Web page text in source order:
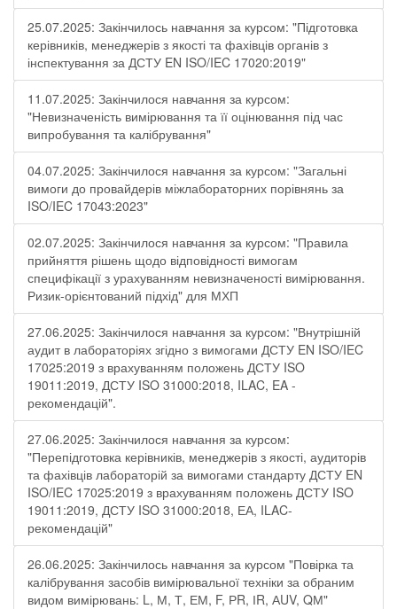
25.07.2025: Закінчилось навчання за курсом: "Підготовка
керівників, менеджерів з якості та фахівців органів з
інспектування за ДСТУ EN ISO/IEC 17020:2019"
11.07.2025: Закінчилося навчання за курсом:
"Невизначеність вимірювання та її оцінювання під час
випробування та калібрування"
04.07.2025: Закінчилося навчання за курсом: "Загальні
вимоги до провайдерів міжлабораторних порівнянь за
ISO/IEC 17043:2023"
02.07.2025: Закінчилося навчання за курсом: "Правила
прийняття рішень щодо відповідності вимогам
специфікації з урахуванням невизначеності вимірювання.
Ризик-орієнтований підхід" для МХП
27.06.2025: Закінчилося навчання за курсом: "Внутрішній
аудит в лабораторіях згідно з вимогами ДСТУ EN ISO/IEC
17025:2019 з врахуванням положень ДСТУ ISO
19011:2019, ДСТУ ISO 31000:2018, ILAC, EA -
рекомендацій".
27.06.2025: Закінчилося навчання за курсом:
"Перепідготовка керівників, менеджерів з якості, аудиторів
та фахівців лабораторій за вимогами стандарту ДСТУ EN
ISO/IEC 17025:2019 з врахуванням положень ДСТУ ISO
19011:2019, ДСТУ ISO 31000:2018, ЕА, ILAC-
рекомендацій"
26.06.2025: Закінчилось навчання за курсом "Повірка та
калібрування засобів вимірювальної техніки за обраним
видом вимірювань: L, М, Т, ЕМ, F, РR, ІR, АUV, QМ"